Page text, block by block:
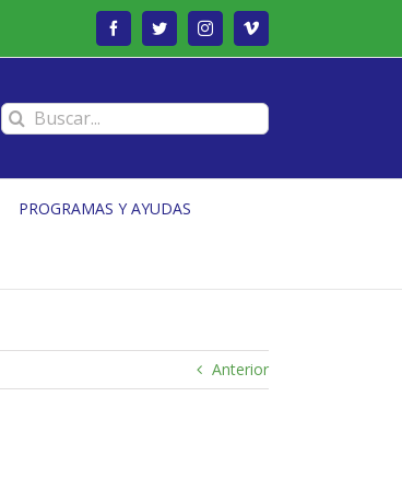
FacebookTwitterInstagramVimeo
Buscar:
PROGRAMAS Y AYUDAS
Anterior